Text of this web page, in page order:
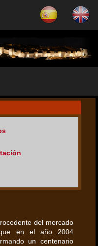
del mercado
que en el año 2004
un centenario